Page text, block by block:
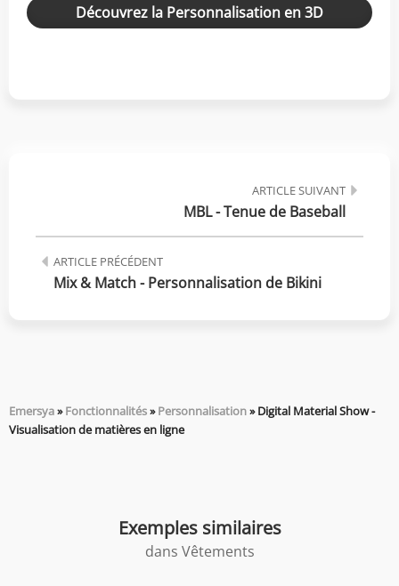
Découvrez la Personnalisation en 3D
ARTICLE PRÉCÉDENT
Mix & Match - Personnalisation de Bikini
ARTICLE SUIVANT
MBL - Tenue de Baseball
Emersya»Fonctionnalités»Personnalisation»Digital Material Show -
Visualisation de matières en ligne
Exemples similaires
dans Vêtements